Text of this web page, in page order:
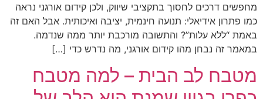
מחפשים דרכים לחסוך בתקציבי שיווק, ולכן קידום אורגני נראה
כמו פתרון אידיאלי: תנועה חינמית, יציבה ואיכותית. אבל האם זה
באמת “ללא עלות”? והתשובה מורכבת יותר ממה שנדמה.
במאמר זה נבחן מהו קידום אורגני, מה נדרש כדי […]
מטבח לב הבית – למה מטבח